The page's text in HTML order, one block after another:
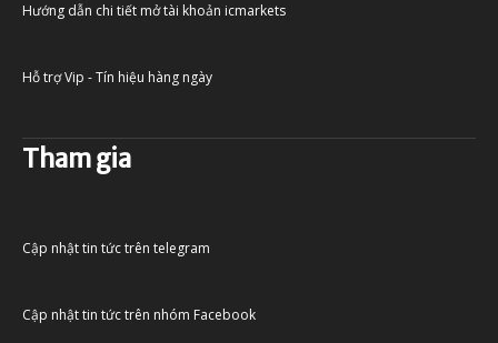
Hướng dẫn chi tiết mở tài khoản icmarkets
Hỗ trợ Vip - Tín hiệu hàng ngày
Tham gia
Cập nhật tin tức trên telegram
Cập nhật tin tức trên nhóm Facebook